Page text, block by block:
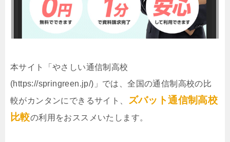
本サイト「やさしい通信制高校
(https://springreen.jp/)」では、全国の通信制高校の比
較がカンタンにできるサイト、
ズバット通信制高校
比較の利用をおススメいたします。